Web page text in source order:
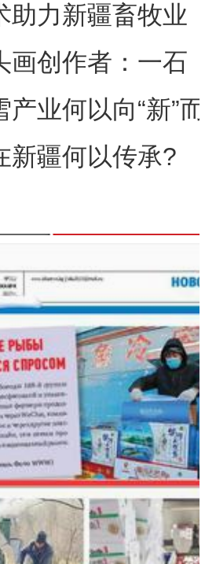
助力新疆畜牧业
画创作者：一石
其中
产业何以向“新”而
新疆何以传承?